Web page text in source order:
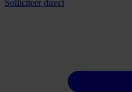
Solliciteer direct